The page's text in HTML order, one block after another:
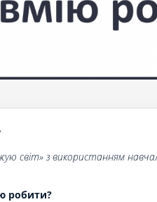
світ» з використанням
робити?